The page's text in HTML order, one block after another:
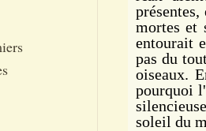
mortes et
entourait
pas du
oiseaux.
pourquoi
soleil du